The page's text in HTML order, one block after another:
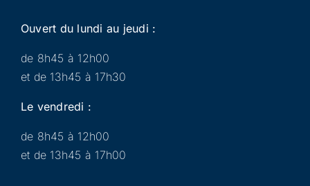
Ouvert du lundi au jeudi :
de 8h45 à 12h00
et de 13h45 à 17h30
Le vendredi :
de 8h45 à 12h00
et de 13h45 à 17h00